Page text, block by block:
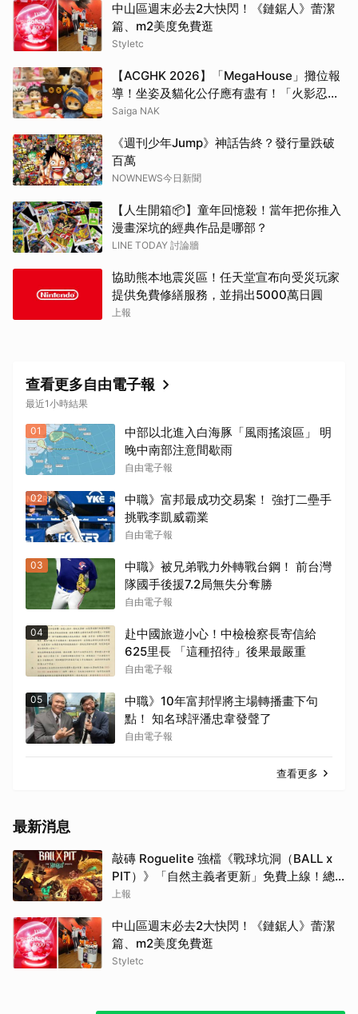
中山區週末必去2大快閃！《鏈鋸人》蕾潔
篇、m2美度免費逛
Styletc
【ACGHK 2026】「MegaHouse」攤位報
導！坐姿及貓化公仔應有盡有！「火影忍
者」「咒術迴戰」等
Saiga NAK
《週刊少年Jump》神話告終？發行量跌破
百萬
NOWNEWS今日新聞
【人生開箱📦】童年回憶殺！當年把你推入
漫畫深坑的經典作品是哪部？
LINE TODAY 討論牆
協助熊本地震災區！任天堂宣布向受災玩家
提供免費修繕服務，並捐出5000萬日圓
上報
查看更多自由電子報
最近1小時結果
01
中部以北進入白海豚「風雨搖滾區」 明
晚中南部注意間歇雨
自由電子報
02
中職》富邦最成功交易案！ 強打二壘手
挑戰李凱威霸業
自由電子報
03
中職》被兄弟戰力外轉戰台鋼！ 前台灣
隊國手後援7.2局無失分奪勝
自由電子報
04
赴中國旅遊小心！中檢檢察長寄信給
625里長 「這種招待」後果最嚴重
自由電子報
05
中職》10年富邦悍將主場轉播畫下句
點！ 知名球評潘忠韋發聲了
自由電子報
查看更多
最新消息
敲磚 Roguelite 強檔《戰球坑洞（BALL x
PIT）》「自然主義者更新」免費上線！總
銷量突破 200 萬份，遊戲史低 66 折熱銷中
上報
中山區週末必去2大快閃！《鏈鋸人》蕾潔
篇、m2美度免費逛
Styletc